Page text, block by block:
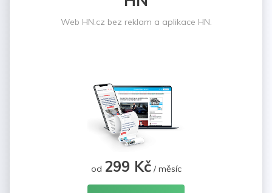
Web HN.cz bez reklam a aplikace HN.
od 299 Kč/ měsíc